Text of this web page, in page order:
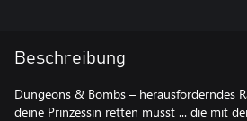
Beschreibung
Dungeons & Bombs – herausforderndes
deine Prinzessin retten musst ... die mit